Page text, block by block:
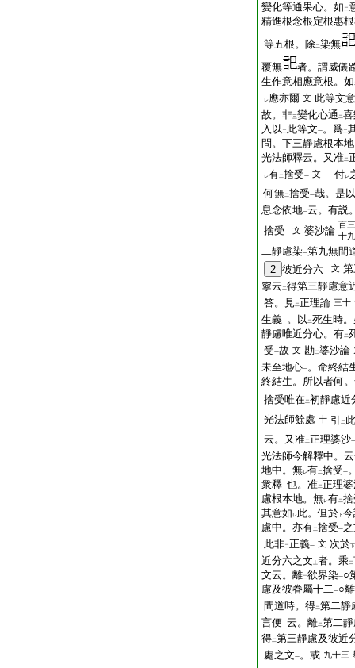
變化等通果心。如 二
精進根念根定根惠
等五根。除二染無
覆無
者。謂威儀
生作意相應意根。如
レ應亦爾 文 此等文
故。非三變化心通 二
入以 二 此等文一。爲二
問。下三靜慮根本
光法師釋云。又准二
レ有二捨受一 文 付レ
何無二捨受一哉。是
息念依地一云。有説
捨受一 文 婆沙論 百三
十九
二靜慮染一第九無間
2 彼近分六一 文
寧云 二得第三靜慮意
答。見二正理論 三十
生義一。以 二死生時
靜慮唯近分心。有二
受一故 文 勘二婆沙論
未至地心一。命終結
終結生。所以者何
捨受唯在二初靜慮近
光法師餘處 十 引 二
云。又准二正理婆沙一
光法師今解釋中。云
地中。無レ有二捨受一
衆釋一也。准二正理
慮根本地。無レ有二
其意如 レ此。但於下
慮中。亦有二捨受一
此非二正義一 文 次於下
近分六之文 上者。乘 二
文云。離二欲界染一○
慮及彼眷屬十二一○離
間道時。得二第二靜
言便一云。離二第二
得二第三靜慮及彼近
處之文一。或 九十三